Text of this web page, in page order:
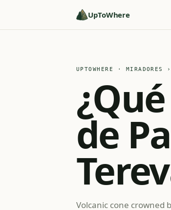
UpToWhere
UPTOWHERE · MIRADORES ›
de
Volcanic cone crowned